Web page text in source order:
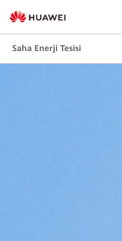
Saha Enerji Tesisi